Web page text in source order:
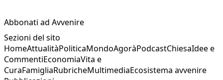
Abbonati ad Avvenire
Sezioni del sito
HomeAttualitàPoliticaMondoAgoràPodcastChiesaIdee e
CommentiEconomiaVita e
CuraFamigliaRubricheMultimediaEcosistema avvenire